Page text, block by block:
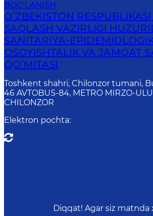
BOG‘LANISH
OʻZBEKISTON RESPUBLIKASI
SAQLASH VAZIRLIGI
SANITARIYA-
OSOYISHTALIK VA JAMOAT
QOʻMITASI
Toshkent shahri, Chilonzor tumani,
46 AVTOBUS-84, METRO MIRZO-
CHILONZOR
Elektron pochta:
Diqqat! Agar siz